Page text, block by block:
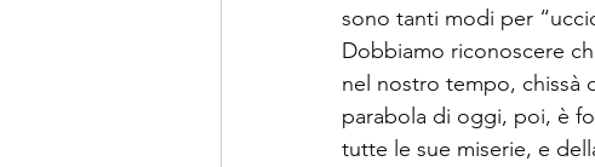
sono tanti modi per
Dobbiamo riconoscere
nel nostro tempo, chissà
parabola di oggi, poi, è
tutte le sue miserie, e